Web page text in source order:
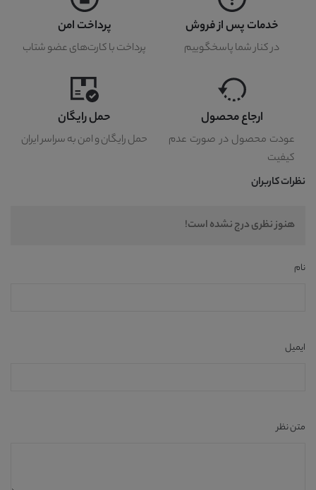
خدمات پس از فروش
در کنار شما پاسخگوییم
پرداخت امن
پرداخت با کارت‌های عضو شتاب
ارجاع محصول
عودت محصول در صورت عدم
کیفیت
حمل رایگان
حمل رایگان و امن به سراسر ایران
نظرات کاربران
هنوز نظری درج نشده است!
نام
ایمیل
متن نظر